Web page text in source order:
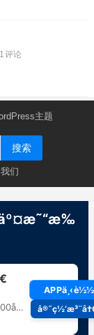
评论
主题
搜索
我们